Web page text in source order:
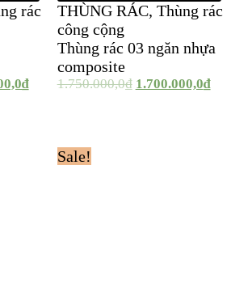
rác
₫
THÙNG RÁC, Thùng rác
công cộng
Thùng rác 03 ngăn nhựa
composite
1.750.000,0₫ 1.700.000,0₫
Sale!